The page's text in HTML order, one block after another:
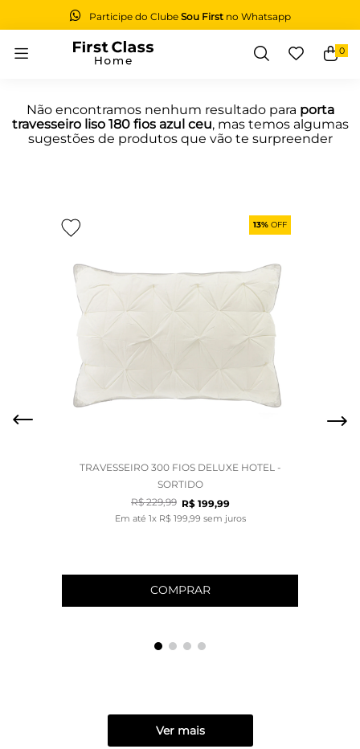
Participe do ClubeSou First no Whatsapp
0
Não encontramos nenhum resultado para porta
travesseiro liso 180 fios azul ceu, mas temos algumas
sugestões de produtos que vão te surpreender
13% OFF
TRAVESSEIRO 300 FIOS DELUXE HOTEL -
SORTIDO
R$ 229,99 R$ 199,99
Em até 1x R$ 199 99 sem juros
COMPRAR
Ver mais